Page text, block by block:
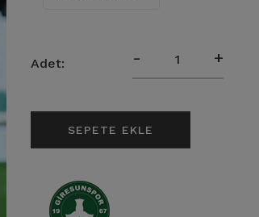
Adet: - +
SEPETE EKLE